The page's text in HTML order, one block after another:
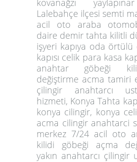
kovanağzı
Lalebahçe ilçesi semti
acil oto araba
daire demir tahta kilitli
işyeri kapıya oda örtülü
kapısı celik para kasa
anahtar göbeği
değiştirme acma tamiri
çilingir anahtarcı
hizmeti, Konya Tahta
konya cilingir, konya
acma cilingir anahtarci
merkez 7/24 acil oto
kilidi göbeği açma
yakın anahtarcı çilingir